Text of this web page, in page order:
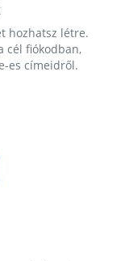
hozhatsz létre.
cél fiókodban,
es címeidről.